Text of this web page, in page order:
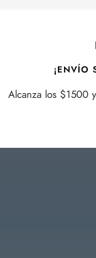
¡ENVÍO
Alcanza los $1500